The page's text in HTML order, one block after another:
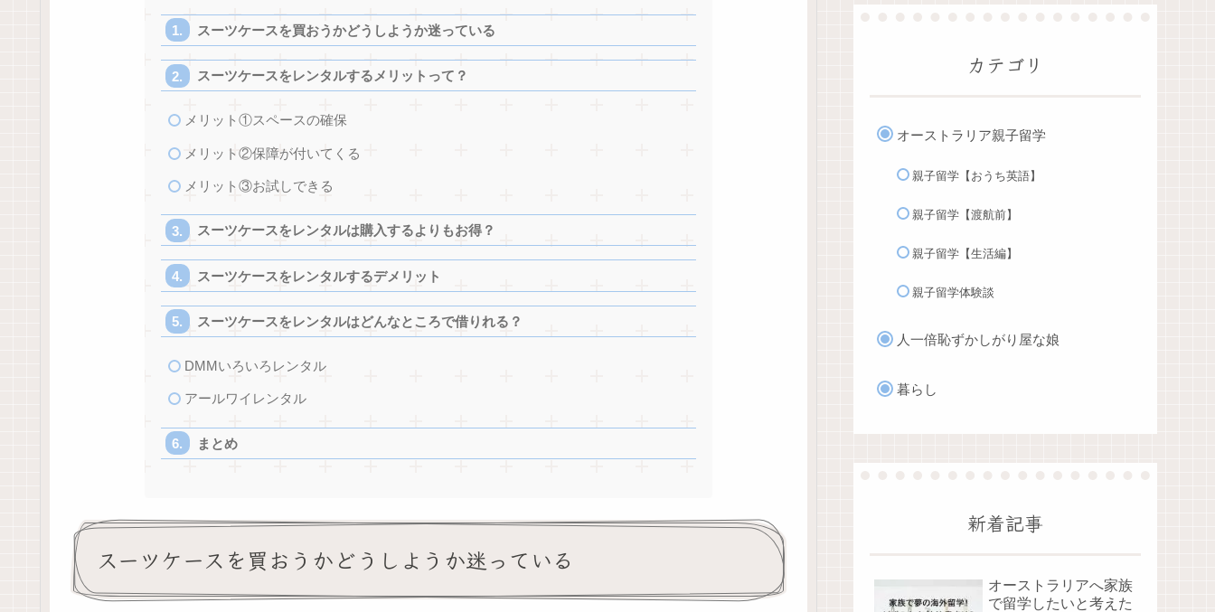
スーツケースを買おうかどうしようか迷っている
スーツケースをレンタルするメリットって？
メリット①スペースの確保
メリット②保障が付いてくる
メリット③お試しできる
スーツケースをレンタルは購入するよりもお得？
スーツケースをレンタルするデメリット
スーツケースをレンタルはどんなところで借りれる？
DMMいろいろレンタル
アールワイレンタル
まとめ
スーツケースを買おうかどうしようか迷っている
カテゴリ
オーストラリア親子留学
親子留学【おうち英語】
親子留学【渡航前】
親子留学【生活編】
親子留学体験談
人一倍恥ずかしがり屋な娘
暮らし
新着記事
オーストラリアへ家族
で留学したいと考えた